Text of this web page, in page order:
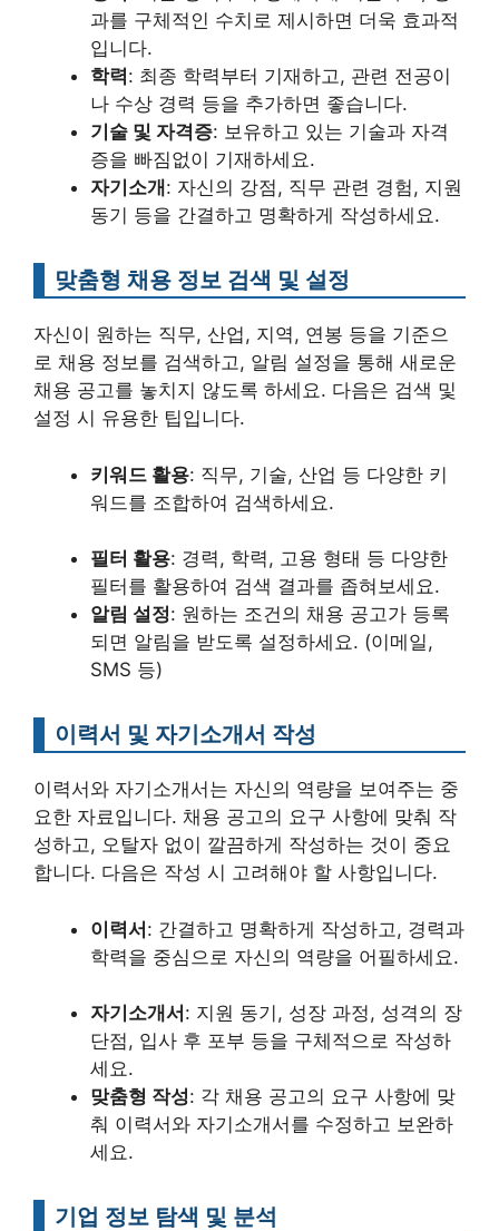
과를 구체적인 수치로 제시하면 더욱 효과적
입니다.
학력: 최종 학력부터 기재하고, 관련 전공이
나 수상 경력 등을 추가하면 좋습니다.
기술 및 자격증: 보유하고 있는 기술과 자격
증을 빠짐없이 기재하세요.
자기소개 : 자신의 강점, 직무 관련 경험, 지원
동기 등을 간결하고 명확하게 작성하세요.
맞춤형 채용 정보 검색 및 설정
자신이 원하는 직무, 산업, 지역, 연봉 등을 기준으
로 채용 정보를 검색하고, 알림 설정을 통해 새로운
채용 공고를 놓치지 않도록 하세요. 다음은 검색 및
설정 시 유용한 팁입니다.
키워드 활용: 직무, 기술, 산업 등 다양한 키
워드를 조합하여 검색하세요.
필터 활용: 경력, 학력, 고용 형태 등 다양한
필터를 활용하여 검색 결과를 좁혀보세요.
알림 설정: 원하는 조건의 채용 공고가 등록
되면 알림을 받도록 설정하세요. (이메일,
SMS 등)
이력서 및 자기소개서 작성
이력서와 자기소개서는 자신의 역량을 보여주는 중
요한 자료입니다. 채용 공고의 요구 사항에 맞춰 작
성하고, 오탈자 없이 깔끔하게 작성하는 것이 중요
합니다. 다음은 작성 시 고려해야 할 사항입니다.
이력서: 간결하고 명확하게 작성하고, 경력과
학력을 중심으로 자신의 역량을 어필하세요.
자기소개서 : 지원 동기, 성장 과정, 성격의 장
단점, 입사 후 포부 등을 구체적으로 작성하
세요.
맞춤형 작성: 각 채용 공고의 요구 사항에 맞
춰 이력서와 자기소개서를 수정하고 보완하
세요.
기업 정보 탐색 및 분석